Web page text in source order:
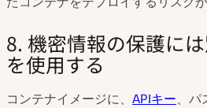
8. 機密情報の保護に
を使用する
コンテナイメージに、 APIキー、パ